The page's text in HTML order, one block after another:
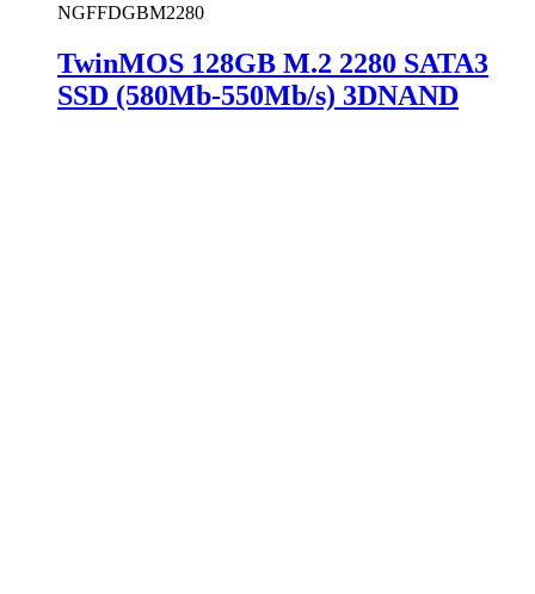
NGFFDGBM2280
TwinMOS 128GB M.2 2280 SATA3
SSD (580Mb-550Mb/s) 3DNAND